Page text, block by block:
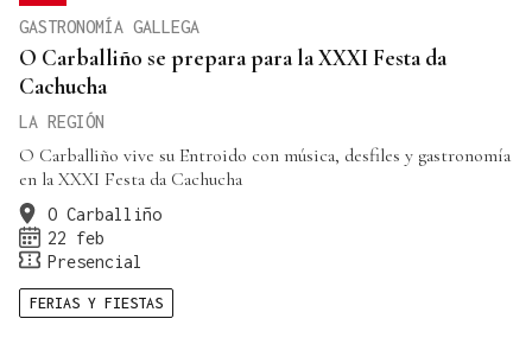
GASTRONOMÍA GALLEGA
O Carballiño se prepara para la XXXI Festa da
Cachucha
LA REGIÓN
O Carballiño vive su Entroido con música, desfiles y gastronomía
en la XXXI Festa da Cachucha
O Carballiño
22 feb
Presencial
FERIAS Y FIESTAS